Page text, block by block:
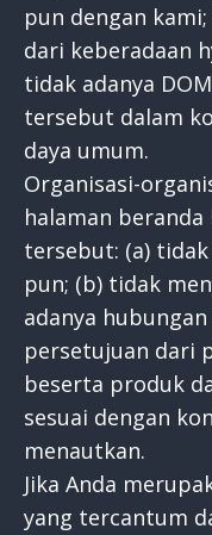
pun dengan
dari keberadaan
tidak adanya
tersebut dalam
daya umum.
Organisasi-
halaman
tersebut: (a)
pun; (b) tidak
adanya
persetujuan dari
beserta produk
sesuai dengan
menautkan.
Jika Anda
yang tercantum